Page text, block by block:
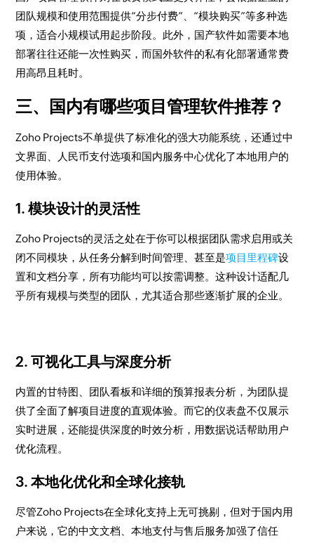
团队规模和使用范围提供“分步付费”、“模块购买”等多种选
项，适合小规模试用起步阶段。此外，国产软件如需要本地
部署往往还能一次性购买，而国外软件的私有化部署通常费
用高昂且耗时。
三、国内有哪些项目管理软件推荐？
Zoho Projects不单提供了标准化的强大功能系统，还通过中
文界面、人民币支付选项和国内服务中心优化了本地用户的
使用体验。
1. 模块设计的灵活性
Zoho Projects的灵活之处在于你可以根据团队需求启用或关
闭不同模块，从任务分解到时间管理、甚至是项目里程碑设
置和文档分享，所有功能均可以按需调整。这种设计适配几
乎所有规模与类型的团队，尤其适合那些逐渐扩展的企业。
2. 可视化工具与深度分析
内置的甘特图、团队看板和详细的预算报表分析，为团队提
供了全面了解项目进度的直观体验。而它的仪表盘不仅展示
实时进展，还能提供深度的时效分析，用数据说话帮助用户
优化流程。
3. 本地化优化和全球化接轨
尽管Zoho Projects在全球化支持上无可挑剔，但对于国内用
户来说，它的中文文档、本地支付与售后服务加强了信任